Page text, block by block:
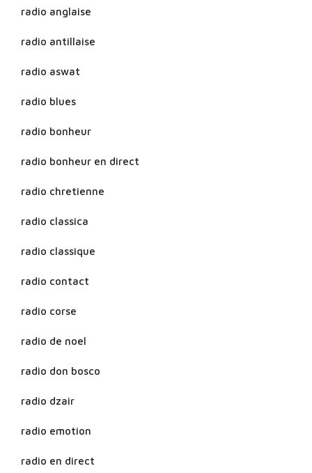
radio anglaise
radio antillaise
radio aswat
radio blues
radio bonheur
radio bonheur en direct
radio chretienne
radio classica
radio classique
radio contact
radio corse
radio de noel
radio don bosco
radio dzair
radio emotion
radio en direct